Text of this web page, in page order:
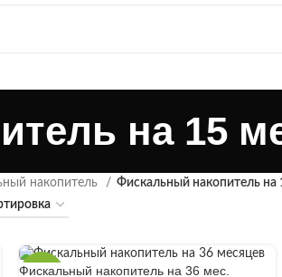
на 15
накопитель
Фискальный накопитель на
-3%
Фискальный накопитель на 36 мес.